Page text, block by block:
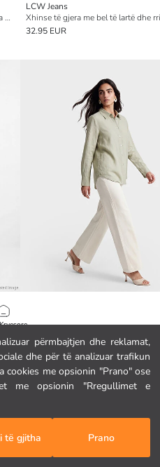
përmbajtjen dhe reklamat,
dhe për të analizuar trafikun
cookies me opsionin "Prano" ose
me opsionin "Rregullimet e
të gjitha Prano
Ime
Xhinse me bel elastik dhe këmbë të gjera për gra
LCW Jeans
32.95 EUR
26.95 EUR